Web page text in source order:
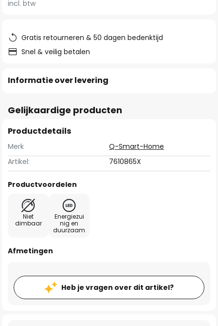
van
afbeeldingen-
gallerij
incl. btw
Gratis retourneren & 50 dagen bedenktijd
Snel & veilig betalen
Informatie over levering
Gelijkaardige producten
Productdetails
Merk
Q-Smart-Home
Artikel:
7610865X
Productvoordelen
Niet
dimbaar
Energiezui
nig en
duurzaam
Afmetingen
Heb je vragen over dit artikel?